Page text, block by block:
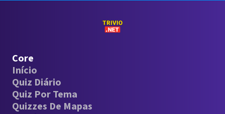
Core
Início
Quiz Diário
Quiz Por Tema
Quizzes De Mapas